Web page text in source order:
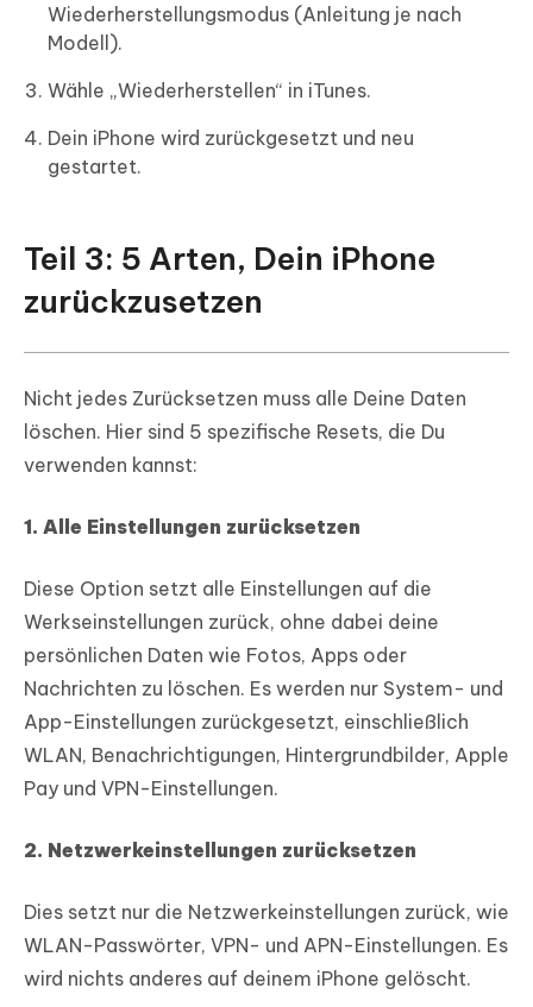
Wiederherstellungsmodus (Anleitung je nach
Modell).
Wähle „Wiederherstellen“ in iTunes.
Dein iPhone wird zurückgesetzt und neu
gestartet.
Teil 3: 5 Arten, Dein iPhone
zurückzusetzen
Nicht jedes Zurücksetzen muss alle Deine Daten
löschen. Hier sind 5 spezifische Resets, die Du
verwenden kannst:
1. Alle Einstellungen zurücksetzen
Diese Option setzt alle Einstellungen auf die
Werkseinstellungen zurück, ohne dabei deine
persönlichen Daten wie Fotos, Apps oder
Nachrichten zu löschen. Es werden nur System- und
App-Einstellungen zurückgesetzt, einschließlich
WLAN, Benachrichtigungen, Hintergrundbilder, Apple
Pay und VPN-Einstellungen.
2. Netzwerkeinstellungen zurücksetzen
Dies setzt nur die Netzwerkeinstellungen zurück, wie
WLAN-Passwörter, VPN- und APN-Einstellungen. Es
wird nichts anderes auf deinem iPhone gelöscht.